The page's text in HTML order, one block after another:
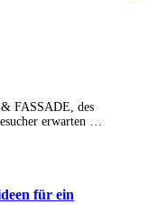
FASSADE, des
erwarten …
für ein